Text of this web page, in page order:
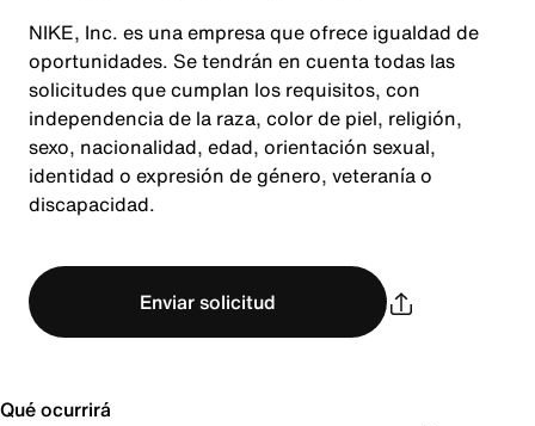
NIKE, Inc. es una empresa que ofrece igualdad de
oportunidades. Se tendrán en cuenta todas las
solicitudes que cumplan los requisitos, con
independencia de la raza, color de piel, religión,
sexo, nacionalidad, edad, orientación sexual,
identidad o expresión de género, veteranía o
discapacidad.
Enviar solicitud
Qué ocurrirá